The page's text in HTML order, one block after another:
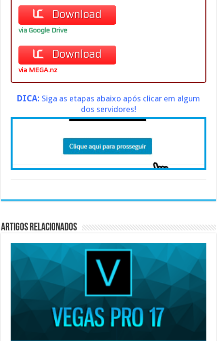
Download
via Google Drive
Download
via MEGA.nz
DICA: Siga as etapas abaixo após clicar em algum
dos servidores!
Artigos Relacionados